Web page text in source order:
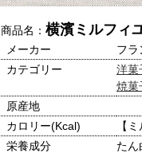
商品名： 横濱ミルフィ
メーカー
フラ
カテゴリー
洋菓
焼菓
原産地
カロリー(Kcal)
【
栄養成分
た